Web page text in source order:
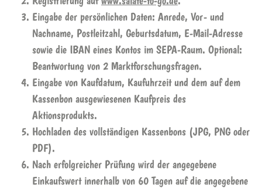
Eingabe der persönlichen Daten: Anrede, Vor- und
Nachname, Postleitzahl, Geburtsdatum, E-Mail-Adresse
sowie die IBAN eines Kontos im SEPA-Raum. Optional:
Beantwortung von 2 Marktforschungsfragen.
Eingabe von Kaufdatum, Kaufuhrzeit und dem auf dem
Kassenbon ausgewiesenen Kaufpreis des
Aktionsprodukts.
Hochladen des vollständigen Kassenbons (JPG, PNG oder
PDF).
Nach erfolgreicher Prüfung wird der angegebene
Einkaufswert innerhalb von 60 Tagen auf die angegebene